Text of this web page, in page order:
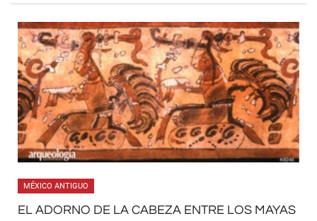
MÉXICO ANTIGUO
EL ADORNO DE LA CABEZA ENTRE LOS MAYAS